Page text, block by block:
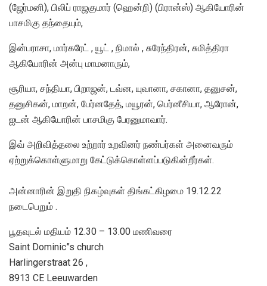
(ஜேர்மனி), பிலிப் ராஜகுமார் (ஹென்றி) (பிரான்ஸ்) ஆகியோரின்
பாசமிகு தந்தையும்,
இன்பராசா, மார்கரேட் , யூட் , நிமால் , சுரேந்திரன், சுமித்திரா
ஆகியோரின் அன்பு மாமனாரும்,​
சூரியா, சந்தியா, பிறாஜன், டவ்ன, யுவானா, சகானா, தனுசன்,
தனுசிகன், மாறன், பேர்னதேத், மயூரன், பெர்னீசியா, ஆரோன்,
ஐடன் ஆகியோரின் பாசமிகு பேரனுமாவார்.
இவ் அறிவித்தலை உற்றார் உறவினர் நண்பர்கள் அனைவரும்
ஏற்றுக்கொள்ளுமாறு கேட்டுக்கொள்ளப்படுகின்றீர்கள்.
அன்னாரின் இறுதி நிகழ்வுகள் திங்கட்கிழமை 19.12.22
நடைபெறும் .
பூதவுடல் மதியம் 12.30 – 13.00 மணிவரை
Saint Dominic”s church
Harlingerstraat 26 ,
8913 CE Leeuwarden